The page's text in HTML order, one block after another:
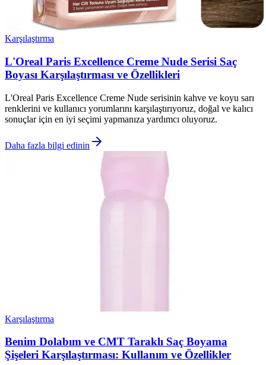
Karşılaştırma
L'Oreal Paris Excellence Creme Nude Serisi Saç
Boyası Karşılaştırması ve Özellikleri
L'Oreal Paris Excellence Creme Nude serisinin kahve ve koyu sarı
renklerini ve kullanıcı yorumlarını karşılaştırıyoruz, doğal ve kalıcı
sonuçlar için en iyi seçimi yapmanıza yardımcı oluyoruz.
Daha fazla bilgi edinin
Karşılaştırma
Benim Dolabım ve CMT Taraklı Saç Boyama
Şişeleri Karşılaştırması: Kullanım ve Özellikler